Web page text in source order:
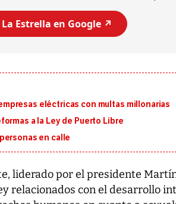
Estrella en Google ↗️
eléctricas con multas millonarias
a la Ley de Puerto Libre
en calle
liderado por el presidente
relacionados con el desarrollo
Un fuerte terremoto de
7,1 se registró este